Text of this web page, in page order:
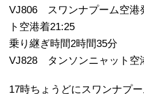
VJ806 スワンナプーム空港
ト空港着21:25
乗り継ぎ時間2時間35分
VJ828 タンソンニャット
17時ちょうどにスワンナプ